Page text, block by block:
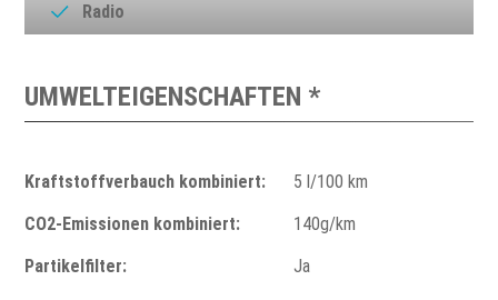
Radio
UMWELTEIGENSCHAFTEN *
Kraftstoffverbauch kombiniert: 5 l/100 km
CO2-Emissionen kombiniert: 140g/km
Partikelfilter: Ja